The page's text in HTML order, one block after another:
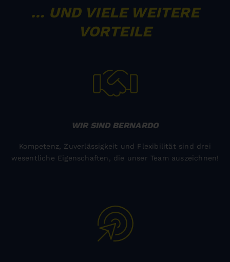
… UND VIELE WEITERE
VORTEILE
WIR SIND BERNARDO
Kompetenz, Zuverlässigkeit und Flexibilität sind drei
wesentliche Eigenschaften, die unser Team auszeichnen!